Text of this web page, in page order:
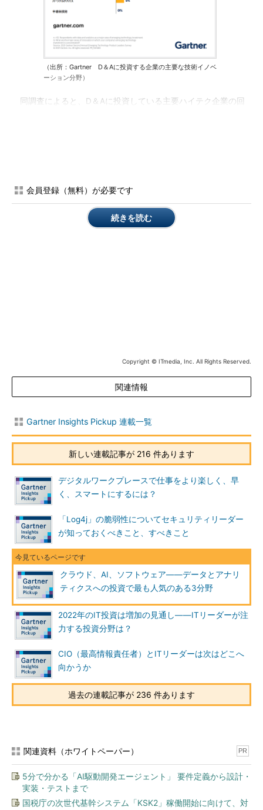
（出所：Gartner D＆Aに投資する企業の主要な技術イノベ
ーション分野）
同調査によると、D＆Aに投資している主要ハイテク企業の回
さらに、回答者の3分の1以上が「2022年にD＆A技術（意思決
定を支援する情報を提供する意思決定インテリジェンス、適応型
Director, Public Relations
会員登録（無料）が必要です
続きを読む
Copyright © ITmedia, Inc. All Rights Reserved.
関連情報
Gartner Insights Pickup 連載一覧
新しい連載記事が 216 件あります
デジタルワークプレースで仕事をより楽しく、早
く、スマートにするには？
「Log4j」の脆弱性についてセキュリティリーダー
が知っておくべきこと、すべきこと
クラウド、AI、ソフトウェア――データとアナリ
ティクスへの投資で最も人気のある3分野
2022年のIT投資は増加の見通し――ITリーダーが注
力する投資分野は？
CIO（最高情報責任者）とITリーダーは次はどこへ
向かうか
過去の連載記事が 236 件あります
関連資料（ホワイトペーパー） PR
5分で分かる「AI駆動開発エージェント」 要件定義から設計・
実装・テストまで
国税庁の次世代基幹システム「KSK2」稼働開始に向けて、対